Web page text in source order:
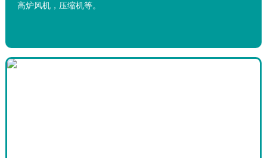
高炉风机，压缩机等。